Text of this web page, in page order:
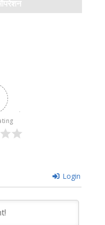
Login